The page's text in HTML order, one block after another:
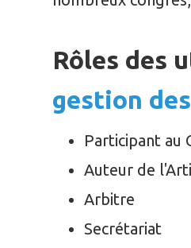
Rôles des
gestion
Participant au
Auteur de
Arbitre
Secrétariat